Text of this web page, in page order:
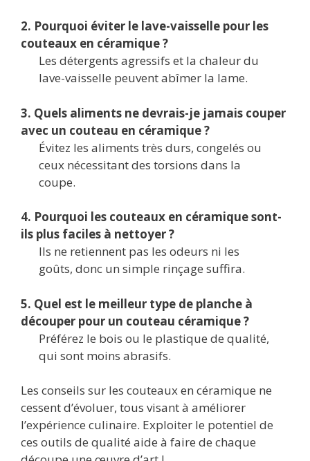
2. Pourquoi éviter le lave-vaisselle pour les
couteaux en céramique ?
Les détergents agressifs et la chaleur du
lave-vaisselle peuvent abîmer la lame.
3. Quels aliments ne devrais-je jamais couper
avec un couteau en céramique ?
Évitez les aliments très durs, congelés ou
ceux nécessitant des torsions dans la
coupe.
4. Pourquoi les couteaux en céramique sont-
ils plus faciles à nettoyer ?
Ils ne retiennent pas les odeurs ni les
goûts, donc un simple rinçage suffira.
5. Quel est le meilleur type de planche à
découper pour un couteau céramique ?
Préférez le bois ou le plastique de qualité,
qui sont moins abrasifs.
Les conseils sur les couteaux en céramique ne
cessent d’évoluer, tous visant à améliorer
l’expérience culinaire. Exploiter le potentiel de
ces outils de qualité aide à faire de chaque